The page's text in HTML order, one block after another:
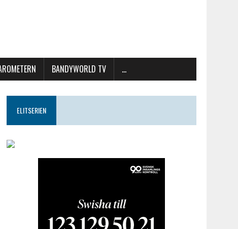
BANDYWORLD TV …
ELITSERIEN